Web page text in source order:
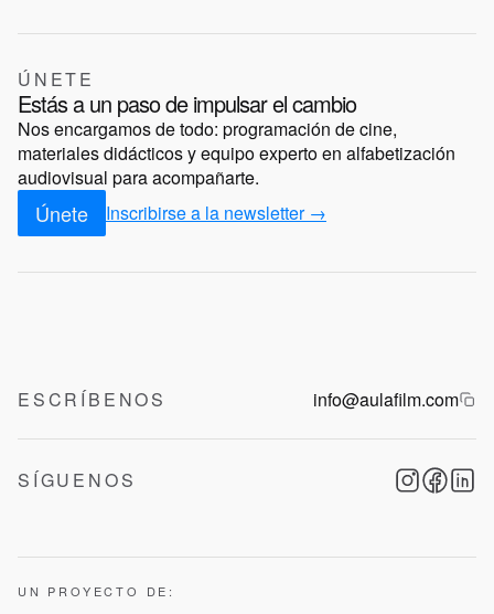
ÚNETE
Estás a un paso de impulsar el cambio
Nos encargamos de todo: programación de cine,
materiales didácticos y equipo experto en alfabetización
audiovisual para acompañarte.
Únete Inscribirse a la newsletter →
ESCRÍBENOS info@aulafilm.com
SÍGUENOS
UN PROYECTO DE: